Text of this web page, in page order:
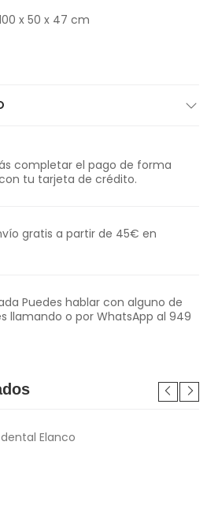
x 50 x 47 cm
completar el pago de forma
tu tarjeta de crédito.
gratis a partir de 45€ en
Puedes hablar con alguno de
llamando o por WhatsApp al 949
Elanco